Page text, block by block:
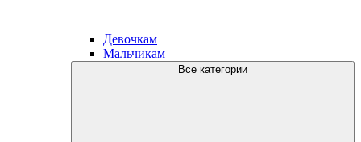
Девочкам
Мальчикам
Все категории